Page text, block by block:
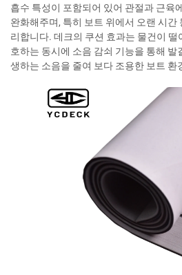
흡수 특성이 포함되어 있어 관절과 근육
완화해주며, 특히 보트 위에서 오랜 시간
리합니다. 데크의 쿠션 효과는 물건이 떨
호하는 동시에 소음 감쇠 기능을 통해 발
생하는 소음을 줄여 보다 조용한 보트 환